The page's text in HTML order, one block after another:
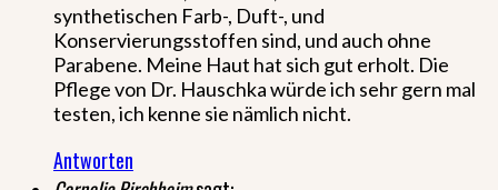
synthetischen Farb-, Duft-, und
Konservierungsstoffen sind, und auch ohne
Parabene. Meine Haut hat sich gut erholt. Die
Pflege von Dr. Hauschka würde ich sehr gern mal
testen, ich kenne sie nämlich nicht.
Antworten